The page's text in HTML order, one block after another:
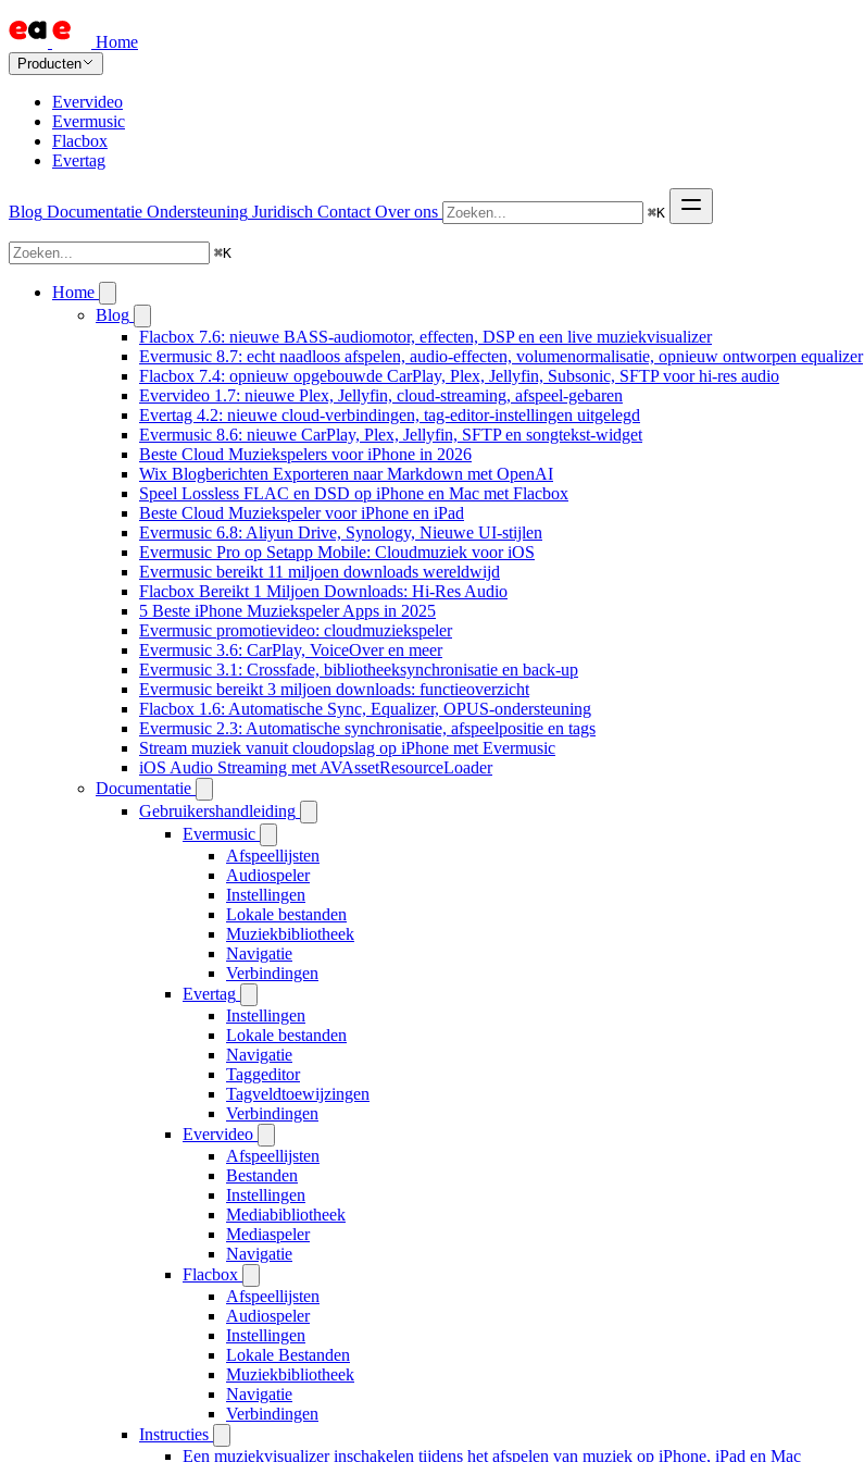
Home
Producten
Evervideo
Evermusic
Flacbox
Evertag
Blog Documentatie Ondersteuning Juridisch Contact Over ons ⌘K
⌘K
Home
Blog
Flacbox 7.6: nieuwe BASS-audiomotor, effecten, DSP en een live muziekvisualizer
Evermusic 8.7: echt naadloos afspelen, audio-effecten, volumenormalisatie, opnieuw ontworpen equalizer
Flacbox 7.4: opnieuw opgebouwde CarPlay, Plex, Jellyfin, Subsonic, SFTP voor hi-res audio
Evervideo 1.7: nieuwe Plex, Jellyfin, cloud-streaming, afspeel-gebaren
Evertag 4.2: nieuwe cloud-verbindingen, tag-editor-instellingen uitgelegd
Evermusic 8.6: nieuwe CarPlay, Plex, Jellyfin, SFTP en songtekst-widget
Beste Cloud Muziekspelers voor iPhone in 2026
Wix Blogberichten Exporteren naar Markdown met OpenAI
Speel Lossless FLAC en DSD op iPhone en Mac met Flacbox
Beste Cloud Muziekspeler voor iPhone en iPad
Evermusic 6.8: Aliyun Drive, Synology, Nieuwe UI-stijlen
Evermusic Pro op Setapp Mobile: Cloudmuziek voor iOS
Evermusic bereikt 11 miljoen downloads wereldwijd
Flacbox Bereikt 1 Miljoen Downloads: Hi-Res Audio
5 Beste iPhone Muziekspeler Apps in 2025
Evermusic promotievideo: cloudmuziekspeler
Evermusic 3.6: CarPlay, VoiceOver en meer
Evermusic 3.1: Crossfade, bibliotheeksynchronisatie en back-up
Evermusic bereikt 3 miljoen downloads: functieoverzicht
Flacbox 1.6: Automatische Sync, Equalizer, OPUS-ondersteuning
Evermusic 2.3: Automatische synchronisatie, afspeelpositie en tags
Stream muziek vanuit cloudopslag op iPhone met Evermusic
iOS Audio Streaming met AVAssetResourceLoader
Documentatie
Gebruikershandleiding
Evermusic
Afspeellijsten
Audiospeler
Instellingen
Lokale bestanden
Muziekbibliotheek
Navigatie
Verbindingen
Evertag
Instellingen
Lokale bestanden
Navigatie
Taggeditor
Tagveldtoewijzingen
Verbindingen
Evervideo
Afspeellijsten
Bestanden
Instellingen
Mediabibliotheek
Mediaspeler
Navigatie
Flacbox
Afspeellijsten
Audiospeler
Instellingen
Lokale Bestanden
Muziekbibliotheek
Navigatie
Verbindingen
Instructies
Een muziekvisualizer inschakelen tijdens het afspelen van muziek op iPhone, iPad en Mac